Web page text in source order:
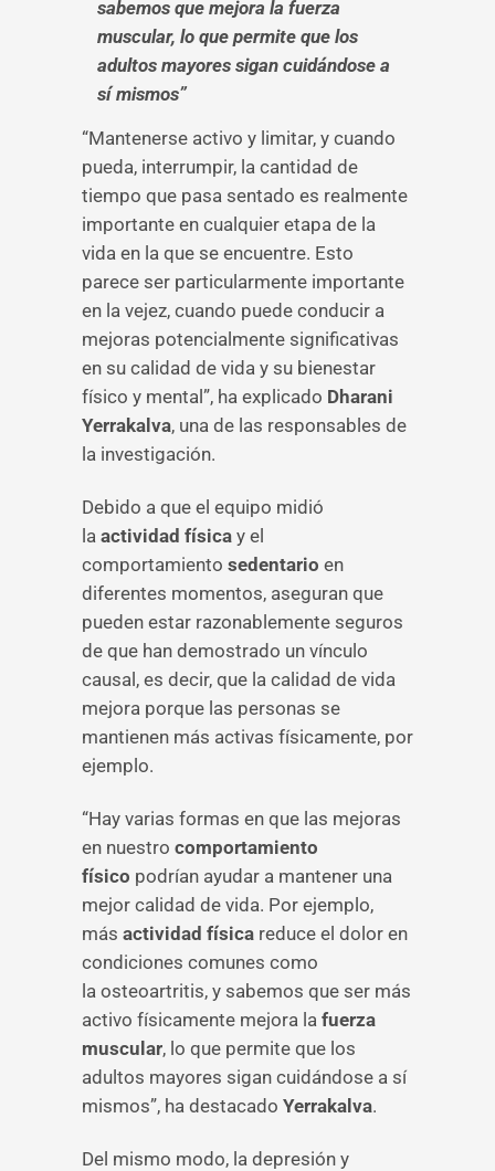
sabemos que mejora la fuerza
muscular, lo que permite que los
adultos mayores sigan cuidándose a
sí mismos”
“Mantenerse activo y limitar, y cuando
pueda, interrumpir, la cantidad de
tiempo que pasa sentado es realmente
importante en cualquier etapa de la
vida en la que se encuentre. Esto
parece ser particularmente importante
en la vejez, cuando puede conducir a
mejoras potencialmente significativas
en su calidad de vida y su bienestar
físico y mental”, ha explicado Dharani
Yerrakalva, una de las responsables de
la investigación.
Debido a que el equipo midió
la actividad física y el
comportamiento sedentario en
diferentes momentos, aseguran que
pueden estar razonablemente seguros
de que han demostrado un vínculo
causal, es decir, que la calidad de vida
mejora porque las personas se
mantienen más activas físicamente, por
ejemplo.
“Hay varias formas en que las mejoras
en nuestro comportamiento
físico podrían ayudar a mantener una
mejor calidad de vida. Por ejemplo,
más actividad física reduce el dolor en
condiciones comunes como
la osteoartritis, y sabemos que ser más
activo físicamente mejora la fuerza
muscular, lo que permite que los
adultos mayores sigan cuidándose a sí
mismos”, ha destacado Yerrakalva.
Del mismo modo, la depresión y